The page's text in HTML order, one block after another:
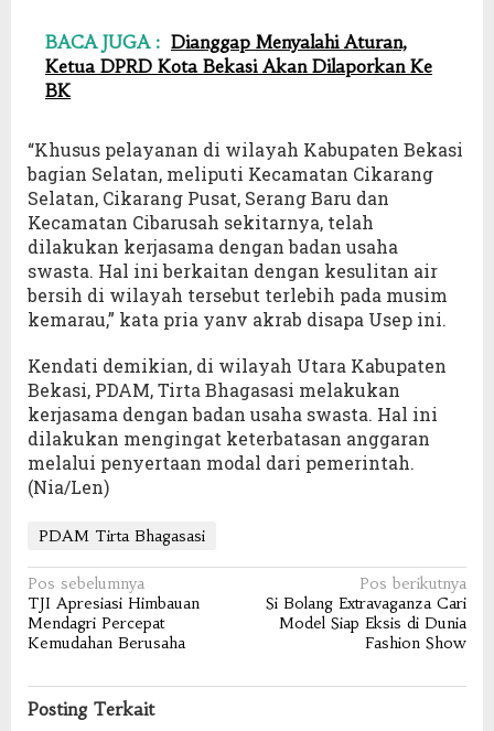
BACA JUGA : Dianggap Menyalahi Aturan,
Ketua DPRD Kota Bekasi Akan Dilaporkan Ke
BK
“Khusus pelayanan di wilayah Kabupaten Bekasi
bagian Selatan, meliputi Kecamatan Cikarang
Selatan, Cikarang Pusat, Serang Baru dan
Kecamatan Cibarusah sekitarnya, telah
dilakukan kerjasama dengan badan usaha
swasta. Hal ini berkaitan dengan kesulitan air
bersih di wilayah tersebut terlebih pada musim
kemarau,” kata pria yanv akrab disapa Usep ini.
Kendati demikian, di wilayah Utara Kabupaten
Bekasi, PDAM, Tirta Bhagasasi melakukan
kerjasama dengan badan usaha swasta. Hal ini
dilakukan mengingat keterbatasan anggaran
melalui penyertaan modal dari pemerintah.
(Nia/Len)
PDAM Tirta Bhagasasi
Navigasi
pos
Pos sebelumnya
TJI Apresiasi Himbauan
Mendagri Percepat
Kemudahan Berusaha
Pos berikutnya
Si Bolang Extravaganza Cari
Model Siap Eksis di Dunia
Fashion Show
Posting Terkait